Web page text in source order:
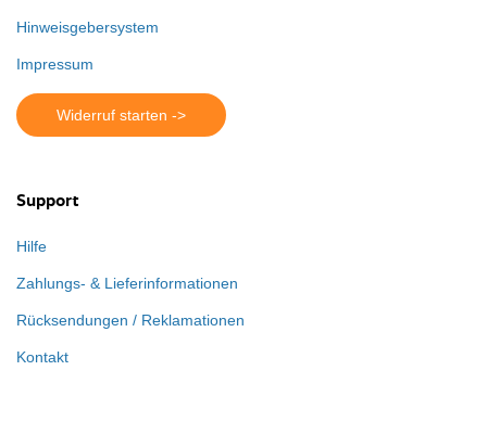
Hinweisgebersystem
Impressum
Widerruf starten ->
Support
Hilfe
Zahlungs- & Lieferinformationen
Rücksendungen / Reklamationen
Kontakt